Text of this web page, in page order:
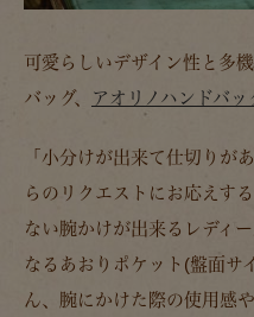
可愛らしいデザイン性と多
バッグ、
アオリノハンドバッ
「小分けが出来て仕切りが
らのリクエストにお応えす
ない腕かけが出来るレディ
なるあおりポケット(盤面サ
ん、腕にかけた際の使用感